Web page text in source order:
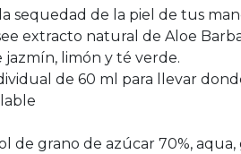
sequedad de la piel de tus
extracto natural de Aloe
jazmín, limón y té verde.
de 60 ml para llevar
de grano de azúcar 70%, aqua,